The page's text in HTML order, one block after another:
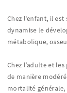
Chez l’enfant, il
dynamise le
métabolique,
Chez l’adulte et
de manière
mortalité générale,